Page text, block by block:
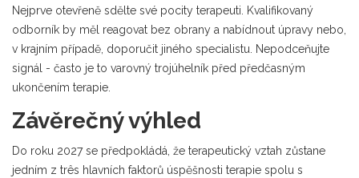
Nejprve otevřeně sdělte své pocity terapeuti. Kvalifikovaný
odborník by měl reagovat bez obrany a nabídnout úpravy nebo,
v krajním případě, doporučit jiného specialistu. Nepodceňujte
signál - často je to varovný trojúhelník před předčasným
ukončením terapie.
Závěrečný výhled
Do roku 2027 se předpokládá, že terapeutický vztah zůstane
jedním z três hlavních faktorů úspěšnosti terapie spolu s